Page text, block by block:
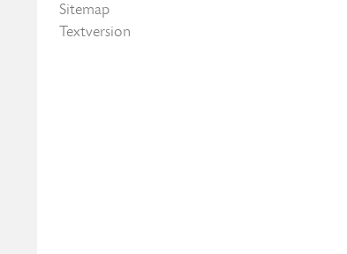
Sitemap
Textversion